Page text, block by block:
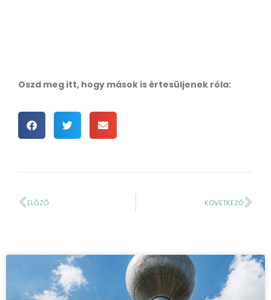
Oszd meg itt, hogy mások is értesüljenek róla:
ELŐZŐ KÖVETKEZŐ